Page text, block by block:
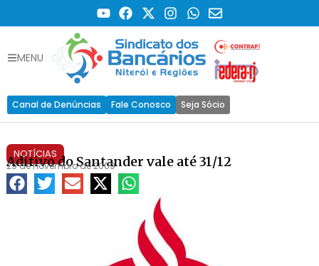
MENU
Canal de Denúncias Fale Conosco Seja Sócio
NOTÍCIAS
Aditivo do Santander vale até 31/12
29 de novembro de 2009